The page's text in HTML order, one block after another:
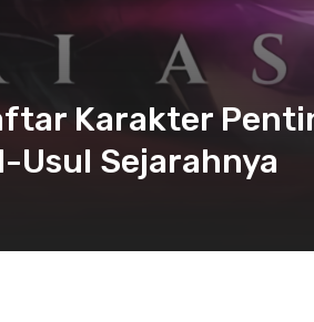
Karakter
Usul Sejarahnya